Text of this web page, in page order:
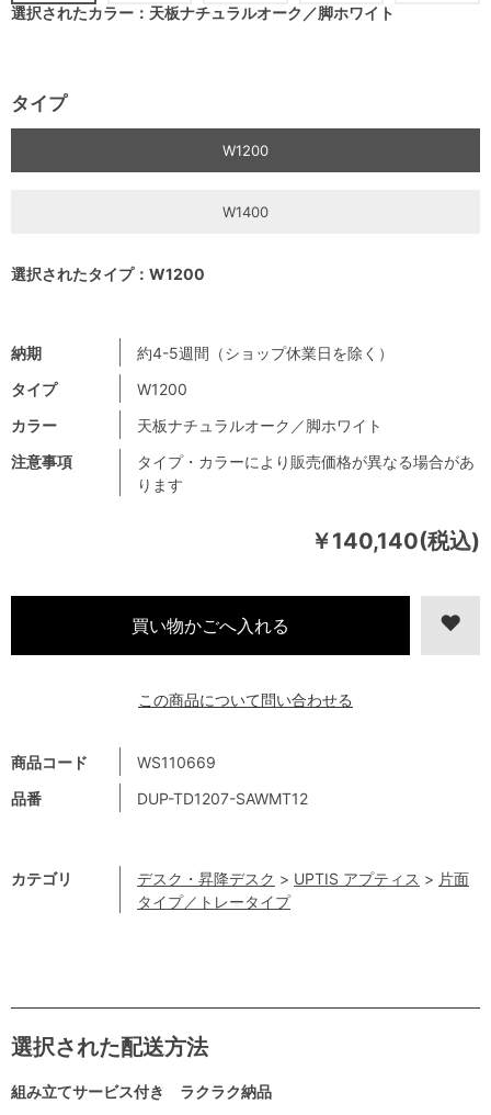
￥140,140(税込)
商品コード
WS110669
品番
DUP-TD1207-SAWMT12
カテゴリ デスク・昇降デスク > UPTIS アプティス > 片面
タイプ／トレータイプ
注意事項
タイプ・カラーにより販売価格が異なる場合があ
ります
納期
約4-5週間（ショップ休業日を除く）
タイプ
W1200
カラー
天板ナチュラルオーク／脚ホワイト
選択されたカラー：天板ナチュラルオーク／脚ホワイト
タイプ
W1200
W1400
選択されたタイプ：W1200
この商品について問い合わせる
選択された配送方法
組み立てサービス付き ラクラク納品